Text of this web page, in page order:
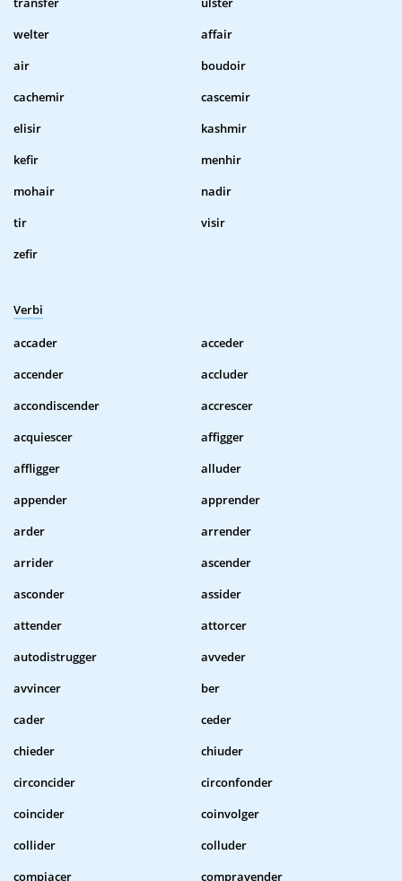
welter
affair
air
boudoir
cachemir
cascemir
elisir
kashmir
kefir
menhir
mohair
nadir
tir
visir
zefir
Verbi
accader
acceder
accender
accluder
accondiscender
accrescer
acquiescer
affigger
affligger
alluder
appender
apprender
arder
arrender
arrider
ascender
asconder
assider
attender
attorcer
autodistrugger
avveder
avvincer
ber
cader
ceder
chieder
chiuder
circoncider
circonfonder
coincider
coinvolger
collider
colluder
compiacer
compravender